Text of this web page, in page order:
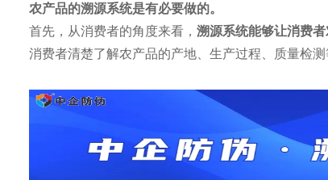
农产品的溯源系统是有必要做的。
首先，从消费者的角度来看， 溯源系统能够让消费
消费者清楚了解农产品的产地、生产过程、质量检